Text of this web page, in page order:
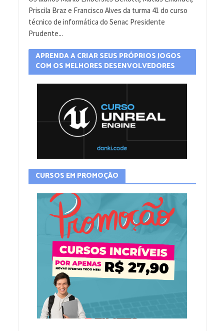
Priscila Braz e Francisco Alves da turma 41 do curso
técnico de informática do Senac Presidente
Prudente...
APRENDA A CRIAR SEUS PRÓPRIOS JOGOS
COM OS MELHORES DESENVOLVEDORES
CURSOS EM PROMOÇÃO